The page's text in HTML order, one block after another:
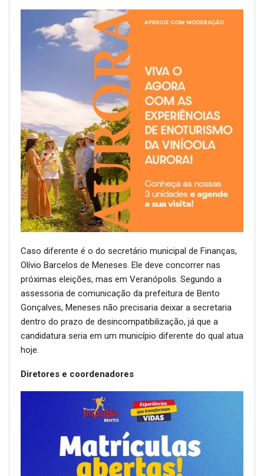
Caso diferente é o do secretário municipal de Finanças,
Olívio Barcelos de Meneses. Ele deve concorrer nas
próximas eleições, mas em Veranópolis. Segundo a
assessoria de comunicação da prefeitura de Bento
Gonçalves, Meneses não precisaria deixar a secretaria
dentro do prazo de desincompatibilização, já que a
candidatura seria em um município diferente do qual atua
hoje.
Diretores e coordenadores